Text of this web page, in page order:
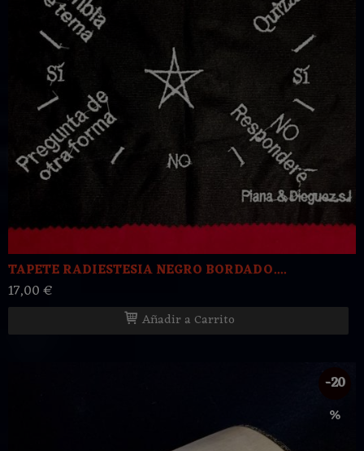
TAPETE RADIESTESIA NEGRO BORDADO....
17,00 €
Añadir a Carrito
-20
%